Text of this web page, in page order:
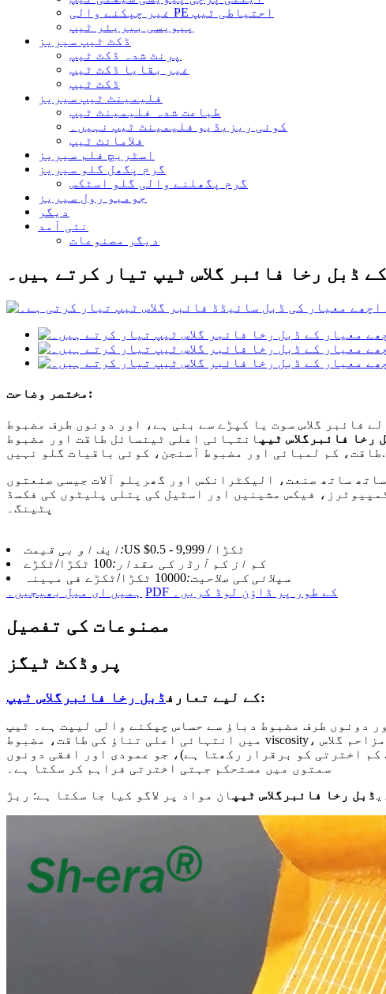
غیر چپکنے والی PE احتیاطی ٹیپ
پیویسی بیریئر ٹیپ
ڈکٹ ٹیپ سیریز
پرنٹ شدہ ڈکٹ ٹیپ
غیر بقایا ڈکٹ ٹیپ
ڈکٹ ٹیپ
فلیمینٹ ٹیپ سیریز
طباعت شدہ فلیمینٹ ٹیپ
کوئی ریزیڈیو فلیمینٹ ٹیپ نہیں۔
فلامانٹ ٹیپ
اسٹریچ فلم سیریز
گرم پگھل گلو سیریز
گرم پگھلنے والی گلو اسٹکس
جومبو رول سیریز
دیگر
نئی آمد
دیگر مصنوعات
ڈبل رخا فائبر گلاس ٹیپ تیار کرتے ہیں۔
مختصر وضاحت:
فائبر گلاس سوت یا کپڑے سے بنی ہے، اور دونوں طرف مضبوط
رخا فائبرگلاس ٹیپ انتہائی اعلی ٹینسائل طاقت اور مضبوط viscosity ہے. اعلی لباس مزاحمت اور نمی مزاحمت، اعلی تناؤ کی
طاقت، کم لمبائی اور مضبوط آسنجن، کوئی باقیات گلو نہیں.
ساتھ صنعت، الیکٹرانکس اور گھریلو آلات جیسی صنعتوں
فیکس مشینیں اور اسٹیل کی پتلی پلیٹوں کی فکسڈ
پٹینگ۔
ایف او بی قیمت:
US $0.5 - 9,999 / ٹکڑا
کم از کم آرڈر کی مقدار:100 ٹکڑا/ٹکڑے
سپلائی کی صلاحیت:10000 ٹکڑا/ٹکڑے فی مہینہ
ہمیں ای میل بھیجیں۔
PDF کے طور پر ڈاؤن لوڈ کریں۔
مصنوعات کی تفصیل
پروڈکٹ ٹیگز
کے لیے تعارفڈبل رخا فائبرگلاس ٹیپ :
دونوں طرف مضبوط دباؤ سے حساس چپکنے والی لیپت ہے۔ ٹیپ
میں انتہائی اعلی تناؤ کی طاقت، مضبوط viscosity، اعلی لباس مزاحمت اور لہر کی صلاحیت کے خلاف مزاحمت ہے۔ چپکنے والی پرت کے بیچ میں اعلی درجہ حرارت مزاحم گلاس
اخترتی کو برقرار رکھتا ہے)، جو عمودی اور افقی دونوں
سمتوں میں مستحکم جہتی اخترتی فراہم کر سکتا ہے۔
ڈبل رخا فائبرگلاس ٹیپ